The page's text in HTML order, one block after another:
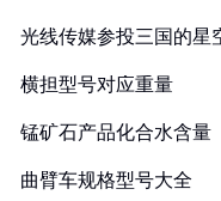
光线传媒参投三国的星
横担型号对应重量
锰矿石产品化合水含量
曲臂车规格型号大全